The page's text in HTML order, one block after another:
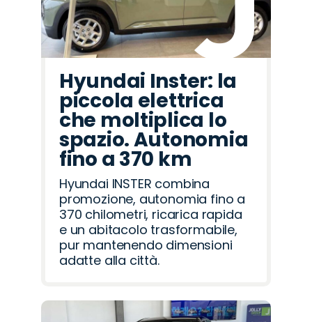
Hyundai Inster: la
piccola elettrica
che moltiplica lo
spazio. Autonomia
fino a 370 km
Hyundai INSTER combina
promozione, autonomia fino a
370 chilometri, ricarica rapida
e un abitacolo trasformabile,
pur mantenendo dimensioni
adatte alla città.